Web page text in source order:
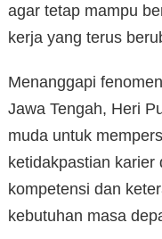
agar tetap mampu
kerja yang terus
Menanggapi
Jawa Tengah, Heri
muda untuk
ketidakpastian karier
kompetensi dan
kebutuhan masa